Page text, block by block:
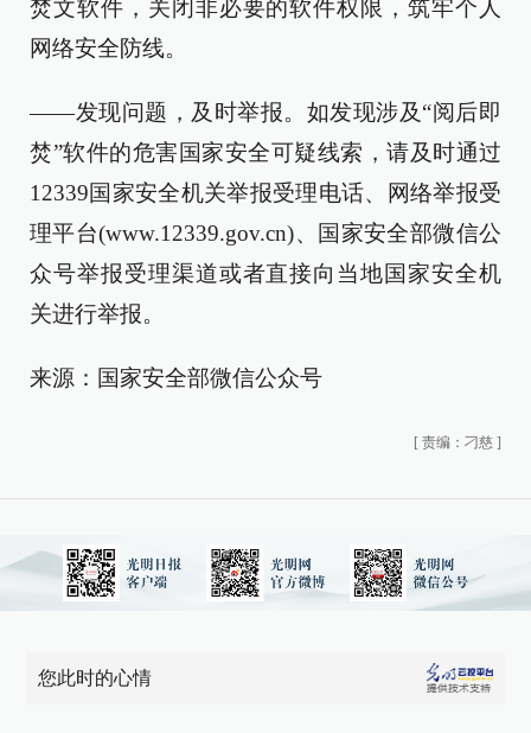
焚文软件，关闭非必要的软件权限，筑牢个人
网络安全防线。
——发现问题，及时举报。如发现涉及“阅后即
焚”软件的危害国家安全可疑线索，请及时通过
12339国家安全机关举报受理电话、网络举报受
理平台(www.12339.gov.cn)、国家安全部微信公
众号举报受理渠道或者直接向当地国家安全机
关进行举报。
来源：国家安全部微信公众号
[ 责编：刁慈 ]
您此时的心情